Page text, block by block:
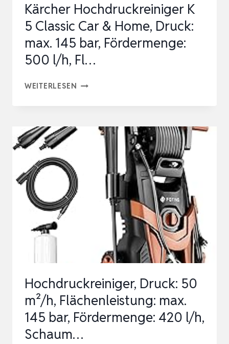
…
Kärcher Hochdruckreiniger K
5 Classic Car & Home, Druck:
max. 145 bar, Fördermenge:
500 l/h, Fl…
WEITERLESEN KÄRCHER
5
CLASSIC
&
HOME,
500
L/H,
FL…
Hochdruckreiniger, Druck: 50
m²/h, Flächenleistung: max.
145 bar, Fördermenge: 420 l/h,
Schaum…